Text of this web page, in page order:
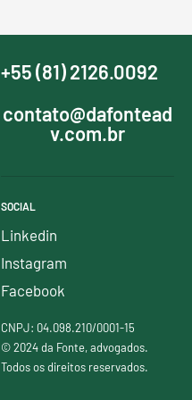
+55 (81) 2126.0092
contato@dafontead
v.com.br
SOCIAL
Linkedin
Instagram
Facebook
CNPJ: 04.098.210/0001-15
© 2024 da Fonte, advogados.
Todos os direitos reservados.